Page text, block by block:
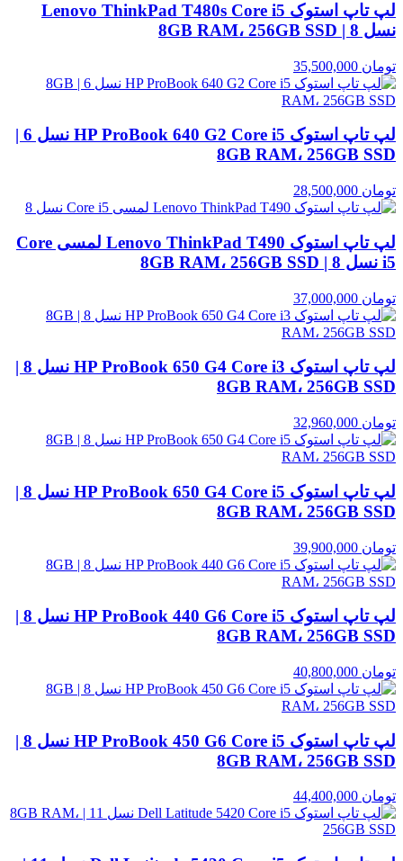
لپ تاپ استوک Lenovo ThinkPad T480s Core i5
نسل 8 | 8GB RAM، 256GB SSD
تومان
لپ تاپ استوک HP ProBook 640 G2 Core i5 نسل 6 |
8GB RAM، 256GB SSD
تومان
لپ تاپ استوک Lenovo ThinkPad T490 لمسی Core
i5 نسل 8 | 8GB RAM، 256GB SSD
تومان
لپ تاپ استوک HP ProBook 650 G4 Core i3 نسل 8 |
8GB RAM، 256GB SSD
تومان
لپ تاپ استوک HP ProBook 650 G4 Core i5 نسل 8 |
8GB RAM، 256GB SSD
تومان
لپ تاپ استوک HP ProBook 440 G6 Core i5 نسل 8 |
8GB RAM، 256GB SSD
تومان
لپ تاپ استوک HP ProBook 450 G6 Core i5 نسل 8 |
8GB RAM، 256GB SSD
تومان